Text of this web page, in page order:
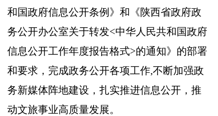
和国政府信息公开条例》和《陕西省政府政
务公开办公室关于转发<中华人民共和国政府
信息公开工作年度报告格式>的通知》 的部署
和要求，完成政务公开各项工作,不断加强政
务新媒体阵地建设，扎实推进信息公开，推
动文旅事业高质量发展。